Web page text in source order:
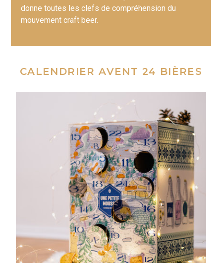
donne toutes les clefs de compréhension du
mouvement craft beer.
CALENDRIER AVENT 24 BIÈRES